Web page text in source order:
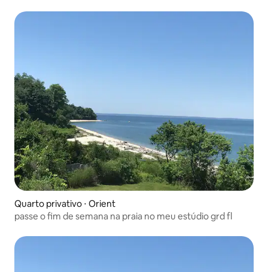
Quarto privativo ⋅ Orient
passe o fim de semana na praia no meu estúdio grd fl